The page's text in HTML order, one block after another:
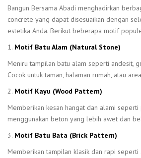
Bangun Bersama Abadi menghadirkan
concrete yang dapat disesuaikan dengan
estetika Anda. Berikut beberapa motif
1. Motif Batu Alam (Natural Stone)
Meniru tampilan batu alam seperti andesit,
Cocok untuk taman, halaman rumah, atau
2. Motif Kayu (Wood Pattern)
Memberikan kesan hangat dan alami seperti
menggunakan beton yang lebih awet dan
3. Motif Batu Bata (Brick Pattern)
Memberikan tampilan klasik dan rapi seperti